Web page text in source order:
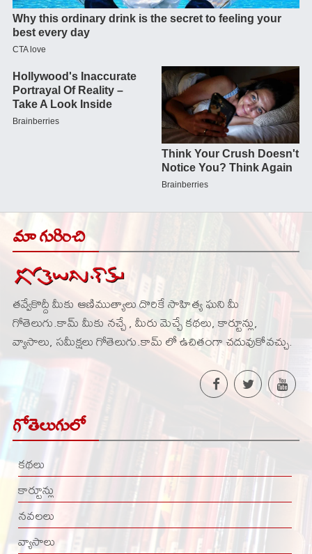
మా గురించి
తవ్వేకొద్దీ మీకు ఆణిముత్యాలు దొరికే సాహిత్య ఘని మీ
గోతెలుగు.కామ్ మీకు నచ్చే , మీరు మెచ్చే కథలు, కార్టూన్లు,
వ్యాసాలు, సమీక్షలు గోతెలుగు.కామ్ లో ఉచితంగా చదువుకోవచ్చు.
గోతెలుగులో
కథలు
కార్టూన్లు
నవలలు
వ్యాసాలు